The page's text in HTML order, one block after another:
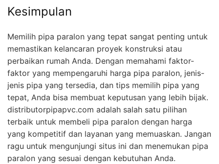
Kesimpulan
Memilih pipa paralon yang tepat sangat penting untuk
memastikan kelancaran proyek konstruksi atau
perbaikan rumah Anda. Dengan memahami faktor-
faktor yang mempengaruhi harga pipa paralon, jenis-
jenis pipa yang tersedia, dan tips memilih pipa yang
tepat, Anda bisa membuat keputusan yang lebih bijak.
distributorpipapvc.com adalah salah satu pilihan
terbaik untuk membeli pipa paralon dengan harga
yang kompetitif dan layanan yang memuaskan. Jangan
ragu untuk mengunjungi situs ini dan menemukan pipa
paralon yang sesuai dengan kebutuhan Anda.